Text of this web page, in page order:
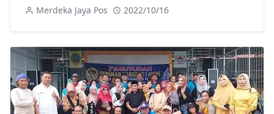
Merdeka Jaya Pos 2022/10/16